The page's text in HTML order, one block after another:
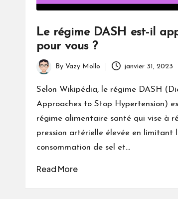
Le régime DASH est-il
pour vous ?
Posted
by
By Vazy Mollo janvier 31, 2023
Selon Wikipédia, le régime DASH
Approaches to Stop Hypertension)
régime alimentaire santé qui vise à
pression artérielle élevée en limitant
consommation de sel et…
Read More